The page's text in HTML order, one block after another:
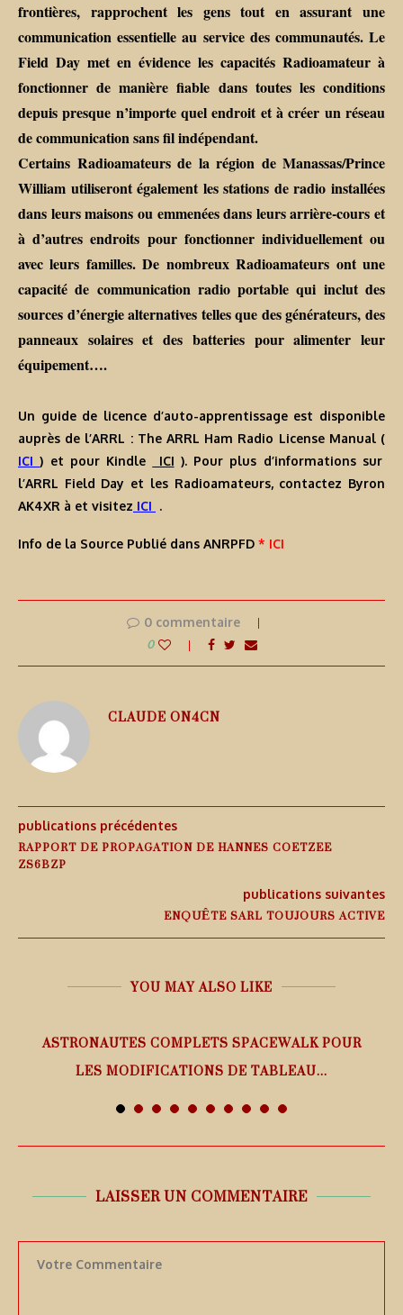
frontières, rapprochent les gens tout en assurant une
communication essentielle au service des communautés. Le
Field Day met en évidence les capacités Radioamateur à
fonctionner de manière fiable dans toutes les conditions
depuis presque n’importe quel endroit et à créer un réseau
de communication sans fil indépendant.
Certains Radioamateurs de la région de Manassas/Prince
William utiliseront également les stations de radio installées
dans leurs maisons ou emmenées dans leurs arrière-cours et
à d’autres endroits pour fonctionner individuellement ou
avec leurs familles. De nombreux Radioamateurs ont une
capacité de communication radio portable qui inclut des
sources d’énergie alternatives telles que des générateurs, des
panneaux solaires et des batteries pour alimenter leur
équipement….
Un guide de licence d’auto-apprentissage est disponible
auprès de l’ARRL : The ARRL Ham Radio License Manual (
ICI ) et pour Kindle ICI ). Pour plus d’informations sur
l’ARRL Field Day et les Radioamateurs, contactez Byron
AK4XR à et visitez ICI .
Info de la Source Publié dans ANRPFD * ICI
0 commentaire
0
CLAUDE ON4CN
publications précédentes
RAPPORT DE PROPAGATION DE HANNES COETZEE
ZS6BZP
publications suivantes
ENQUÊTE SARL TOUJOURS ACTIVE
YOU MAY ALSO LIKE
ASTRONAUTES COMPLETS SPACEWALK POUR
LES MODIFICATIONS DE TABLEAU...
LAISSER UN COMMENTAIRE